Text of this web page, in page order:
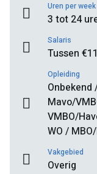
Uren per week
3 tot 24
Salaris
Tussen
Opleiding
Onbekend
Mavo/
VMBO/
WO /
Vakgebied
Overig